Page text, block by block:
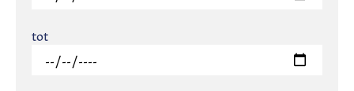
tot